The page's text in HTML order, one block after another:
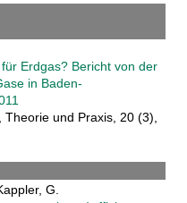
Erdgas? Bericht von der
in Baden-
und Praxis, 20 (3),
G.